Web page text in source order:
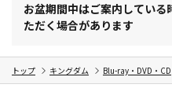
お盆期間中はご案内してい
ただく場合があります
トップ キングダム Blu-ray・DVD・CD